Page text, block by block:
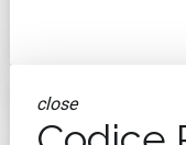
close